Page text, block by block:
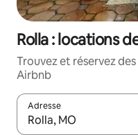
Rolla : locations
Trouvez et réservez
Airbnb
Adresse
Lorsque les résultats